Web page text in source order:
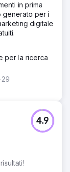
in prima
generato per i
digitale
per la ricerca
4.9